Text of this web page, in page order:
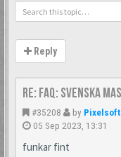
Reply
Re: FAQ: Svenska
#35208 by
05 Sep 2023, 13:31
funkar fint